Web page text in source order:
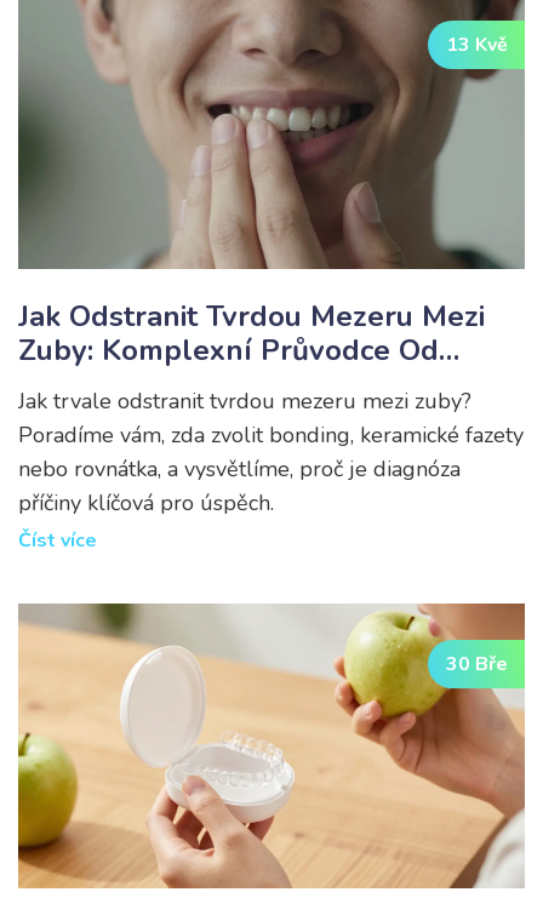
13 Kvě
Jak Odstranit Tvrdou Mezeru Mezi
Zuby: Komplexní Průvodce Od
Bonding Po Fazety
Jak trvale odstranit tvrdou mezeru mezi zuby?
Poradíme vám, zda zvolit bonding, keramické fazety
nebo rovnátka, a vysvětlíme, proč je diagnóza
příčiny klíčová pro úspěch.
Číst více
30 Bře